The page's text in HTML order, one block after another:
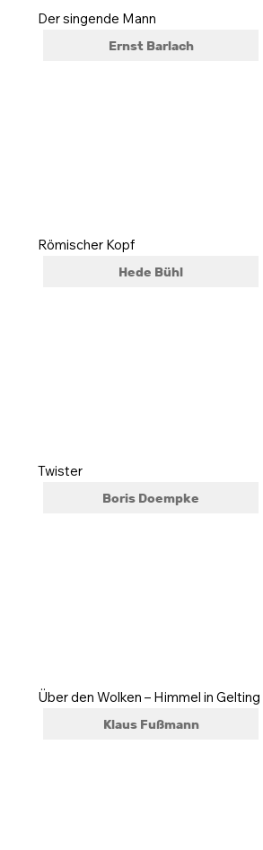
Der singende Mann
Ernst Barlach
Römischer Kopf
Hede Bühl
Twister
Boris Doempke
Über den Wolken – Himmel in Gelting
Klaus Fußmann